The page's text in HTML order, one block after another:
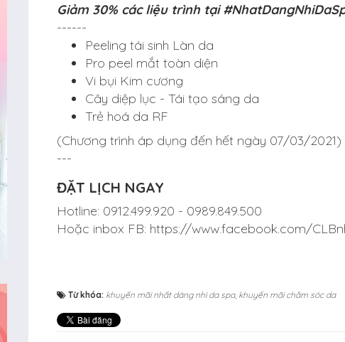
Giảm 30% các liệu trình tại
------
Peeling tái sinh Làn da
Pro peel mắt toàn diện
Vi bụi Kim cương
Cây diệp lục - Tái tạo sáng da
Trẻ hoá da RF
(Chương trình áp dụng đến hết ngày 07/03/2021)
---
ĐẶT LỊCH NGAY
Hotline: 0912.499.920 - 0989.849.500
Hoặc inbox FB: https://www.facebook.com/
Từ khóa: khuyến mãi nhất dáng nhì da spa, khuyến mãi chăm sóc da